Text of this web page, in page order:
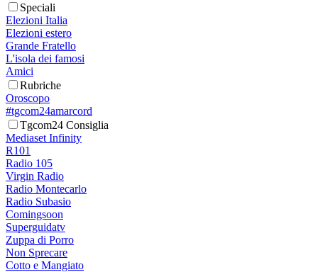
Speciali
Elezioni Italia
Elezioni estero
Grande Fratello
L'isola dei famosi
Amici
Rubriche
Oroscopo
#tgcom24amarcord
Tgcom24 Consiglia
Mediaset Infinity
R101
Radio 105
Virgin Radio
Radio Montecarlo
Radio Subasio
Comingsoon
Superguidatv
Zuppa di Porro
Non Sprecare
Cotto e Mangiato